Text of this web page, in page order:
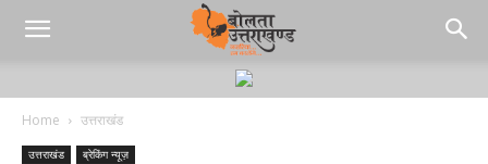
Home उत्तराखंड
उत्तराखंड ब्रेकिंग न्यूज़